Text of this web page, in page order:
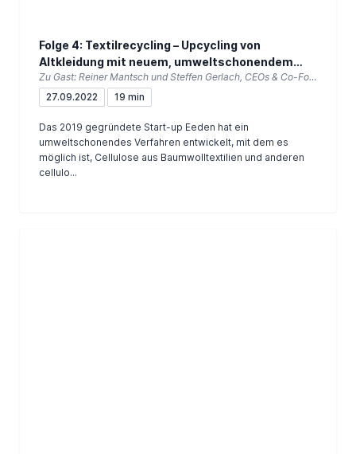
Folge 4: Textilrecycling – Upcycling von
Altkleidung mit neuem, umweltschonendem
Verfahren von Eeden GerMan möglich
Zu Gast: Reiner Mantsch und Steffen Gerlach, CEOs & Co-Founder von Eeden GerMan
27.09.2022
19 min
Das 2019 gegründete Start-up Eeden hat ein
umweltschonendes Verfahren entwickelt, mit dem es
möglich ist, Cellulose aus Baumwolltextilien und anderen
cellulo...